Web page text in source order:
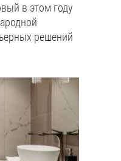
в этом году
решений